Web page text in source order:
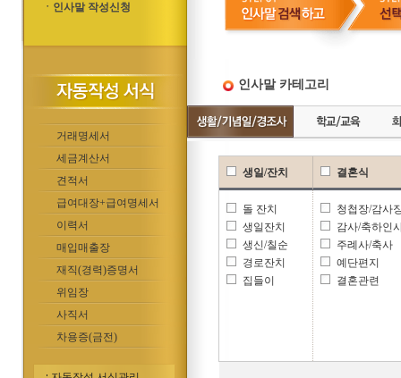
ㆍ인사말 작성신청
거래명세서
세금계산서
견적서
급여대장+급여명세서
이력서
매입매출장
재직(경력)증명서
위임장
사직서
차용증(금전)
인사말 카테고리
생일/잔치
돌 잔치
생일잔치
생신/칠순
경로잔치
집들이
결혼식
청첩장/감사
감사/축하인
주례사/축사
예단편지
결혼관련